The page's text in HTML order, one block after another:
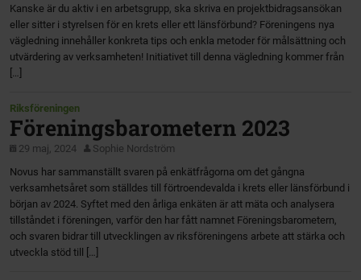
Kanske är du aktiv i en arbetsgrupp, ska skriva en projektbidragsansökan
eller sitter i styrelsen för en krets eller ett länsförbund? Föreningens nya
vägledning innehåller konkreta tips och enkla metoder för målsättning och
utvärdering av verksamheten! Initiativet till denna vägledning kommer från
[…]
Riksföreningen
Föreningsbarometern 2023
29 maj, 2024
Sophie Nordström
Novus har sammanställt svaren på enkätfrågorna om det gångna
verksamhetsåret som ställdes till förtroendevalda i krets eller länsförbund i
början av 2024. Syftet med den årliga enkäten är att mäta och analysera
tillståndet i föreningen, varför den har fått namnet Föreningsbarometern,
och svaren bidrar till utvecklingen av riksföreningens arbete att stärka och
utveckla stöd till […]